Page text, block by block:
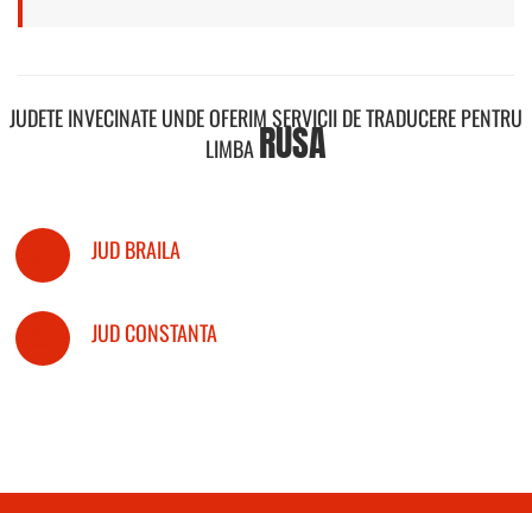
JUDETE INVECINATE UNDE OFERIM SERVICII DE TRADUCERE PENTRU
LIMBARUSA
JUD BRAILA
JUD CONSTANTA